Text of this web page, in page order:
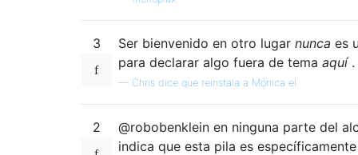
3 Ser bienvenido en otro lugar nunca es
para declarar algo fuera de tema aquí.
— Chris dice que reinstala a Mónica el
2
@robobenklein en ninguna parte del
indica que esta pila es